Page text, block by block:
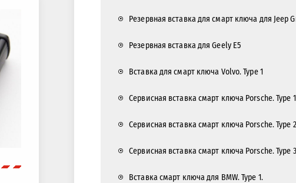
Резервная вставка для смарт ключа для Jeep
Резервная вставка для Geely E5
Вставка для смарт ключа Volvo. Type 1
Сервисная вставка смарт ключа Porsche. Type 1
Сервисная вставка смарт ключа Porsche. Type 2
Сервисная вставка смарт ключа Porsche. Type 3
Вставка смарт ключа для BMW. Type 1.